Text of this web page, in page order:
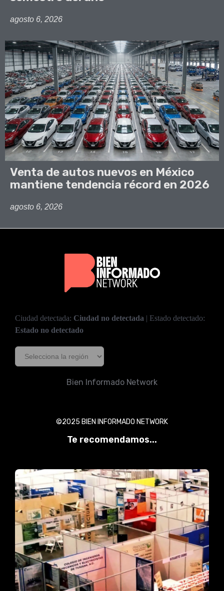
agosto 6, 2026
Venta de autos nuevos en México
mantiene tendencia récord en 2026
agosto 6, 2026
Ciudad detectada: Ciudad no detectada | Estado detectado:
Estado no detectado
Bien Informado Network
©2025 BIEN INFORMADO NETWORK
Te recomendamos...